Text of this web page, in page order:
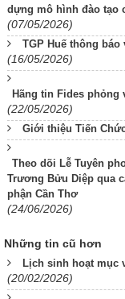
dựng mô hình đào tạo
(07/05/2026)
TGP Huế thông
(16/05/2026)
Hãng tin Fides phỏng
(22/05/2026)
Giới thiệu Tiến
Theo dõi Lễ Tuyên
Trương Bửu Diệp qua
phận Cần Thơ
(24/06/2026)
Những tin cũ hơn
Lịch sinh hoạt mục
(20/02/2026)